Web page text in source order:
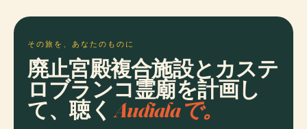
その旅を、あなたのものに
廃止宮殿複合施設とカステ
ロブランコ霊廟を計画し
て、聴くAudialaで。